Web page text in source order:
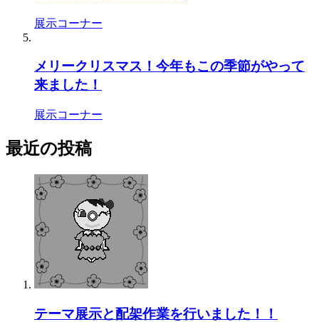
展示コーナー
メリークリスマス！今年もこの季節がやって
来ました！
展示コーナー
最近の投稿
テーマ展示と配架作業を行いました！！